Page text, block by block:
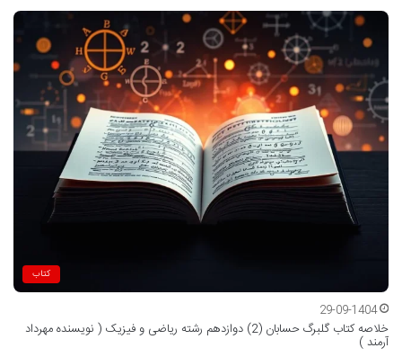
کتاب
29-09-1404
خلاصه کتاب گلبرگ حسابان (2) دوازدهم رشته ریاضی و فیزیک ( نویسنده مهرداد
آرمند )